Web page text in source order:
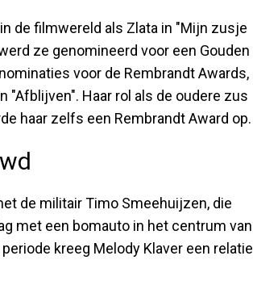
de filmwereld als Zlata in "Mijn zusje
ze genomineerd voor een Gouden
voor de Rembrandt Awards,
"Afblijven". Haar rol als de oudere zus
haar zelfs een Rembrandt Award op.
de militair Timo Smeehuijzen, die
met een bomauto in het centrum van
kreeg Melody Klaver een relatie